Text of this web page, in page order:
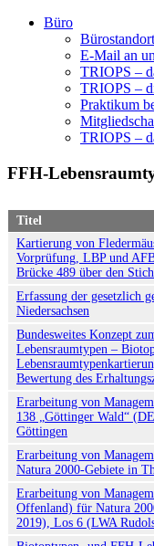
Büro
E-Mail an
TRIOPS –
TRIOPS –
Praktikum
TRIOPS –
FFH-
Titel
Kartierung von
Vorprüfung, LBP und
Brücke 489 über den
Erfassung der gesetzlich
Niedersachsen
Bundesweites Konzept
Lebensraumtypen –
Bewertung des
Erarbeitung von
138 „Göttinger Wald“
Göttingen
Erarbeitung von
Natura 2000-Gebiete in
Erarbeitung von
Offenland) für Natura
2019), Los 6 (LWA